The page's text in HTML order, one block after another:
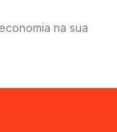
na sua